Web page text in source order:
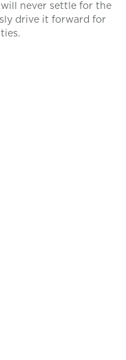
never settle for the
drive it forward for